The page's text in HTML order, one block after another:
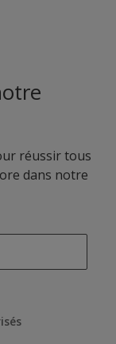
réussir tous
dans notre